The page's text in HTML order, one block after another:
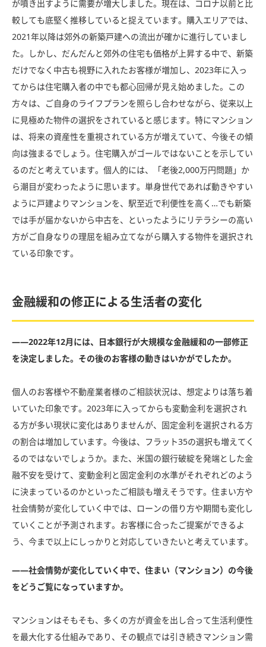
が噴き出すように需要が増大しました。現在は、コロナ以前と比
較しても底堅く推移していると捉えています。購入エリアでは、
2021年以降は郊外の新築戸建への流出が確かに進行していまし
た。しかし、だんだんと郊外の住宅も価格が上昇する中で、新築
だけでなく中古も視野に入れたお客様が増加し、2023年に入っ
てからは住宅購入者の中でも都心回帰が見え始めました。この
方々は、ご自身のライフプランを照らし合わせながら、従来以上
に見極めた物件の選択をされていると感じます。特にマンション
は、将来の資産性を重視されている方が増えていて、今後その傾
向は強まるでしょう。住宅購入がゴールではないことを示してい
るのだと考えています。個人的には、「老後2,000万円問題」か
ら潮目が変わったように思います。単身世代であれば動きやすい
ように戸建よりマンションを、駅至近で利便性を高く…でも新築
では手が届かないから中古を、といったようにリテラシーの高い
方がご自身なりの理屈を組み立てながら購入する物件を選択され
ている印象です。
金融緩和の修正による生活者の変化
――2022年12月には、日本銀行が大規模な金融緩和の一部修正
を決定しました。その後のお客様の動きはいかがでしたか。
個人のお客様や不動産業者様のご相談状況は、想定よりは落ち着
いていた印象です。2023年に入ってからも変動金利を選択され
る方が多い現状に変化はありませんが、固定金利を選択される方
の割合は増加しています。今後は、フラット35の選択も増えてく
るのではないでしょうか。また、米国の銀行破綻を発端とした金
融不安を受けて、変動金利と固定金利の水準がそれぞれどのよう
に決まっているのかといったご相談も増えそうです。住まい方や
社会情勢が変化していく中では、ローンの借り方や期間も変化し
ていくことが予測されます。お客様に合ったご提案ができるよ
う、今まで以上にしっかりと対応していきたいと考えています。
――社会情勢が変化していく中で、住まい（マンション）の今後
をどうご覧になっていますか。
マンションはそもそも、多くの方が資金を出し合って生活利便性
を最大化する仕組みであり、その観点では引き続きマンション需